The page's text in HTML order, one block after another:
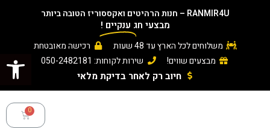
פתח סרגל נגישות
RANMIR4U – חנות הרהיטים ואקססוריז הטובה ביותר
מבצעי חג ענקיים !
משלוחים לכל הארץ עד 48 שעות
רכישה מאובטחת
מבצעים שווים!
שירות לקוחות: 050-2482181
חיוב רק לאחר בדיקת מלאי ​